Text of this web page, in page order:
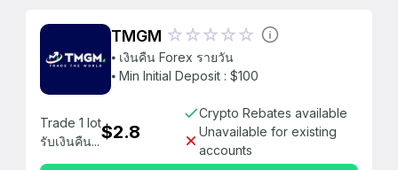
TMGM
⦁ เงินคืน Forex รายวัน
⦁ Min Initial Deposit : $100
Trade 1 lot
รับเงินคืน...$2.8
Crypto Rebates available
Unavailable for existing
accounts